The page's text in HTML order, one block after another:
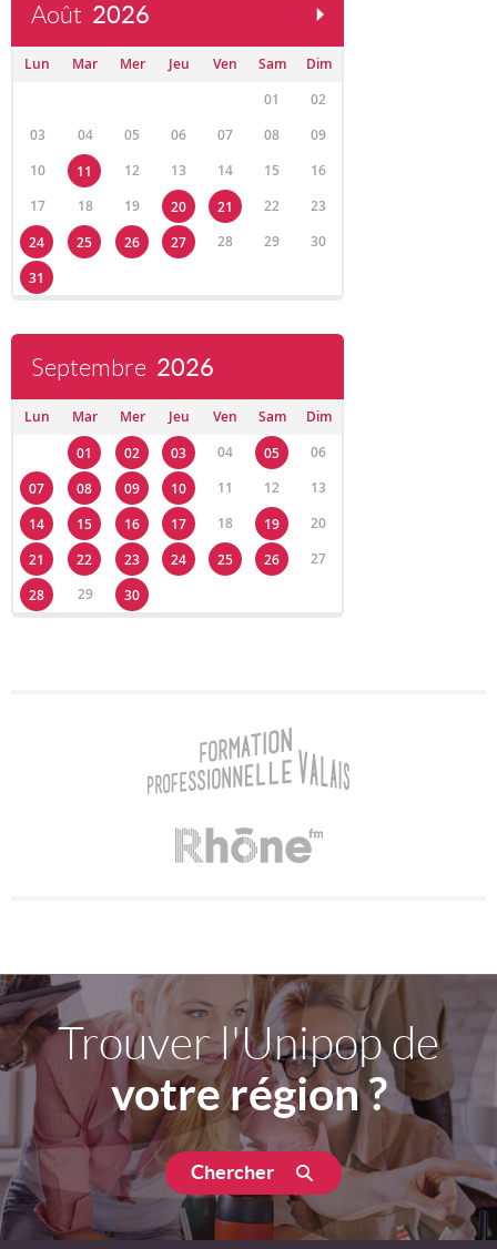
Août 2026
Lun Mar Mer Jeu Ven Sam
Dim
01
02
03
04 05 06 07 08
09
10
11 12 13 14 15
16
17
18 19 20 21 22
23
24
25 26 27 28 29
30
31
Septembre 2026
Lun Mar Mer Jeu Ven Sam
Dim
01
02 03 04 05
06
07
08 09 10 11 12
13
14
15 16 17 18 19
20
21
22 23 24 25 26
27
28
29 30
Trouver l'Unipop de
votre région ?
Chercher